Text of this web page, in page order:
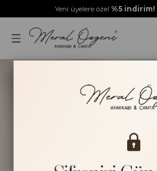
Yeni üyelere özel %5 indirim!